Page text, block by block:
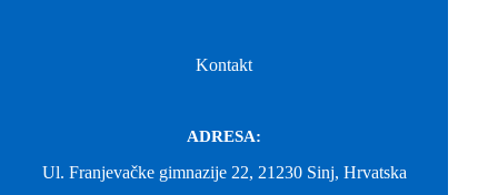
Kontakt
ADRESA:
Ul. Franjevačke gimnazije 22, 21230 Sinj, Hrvatska